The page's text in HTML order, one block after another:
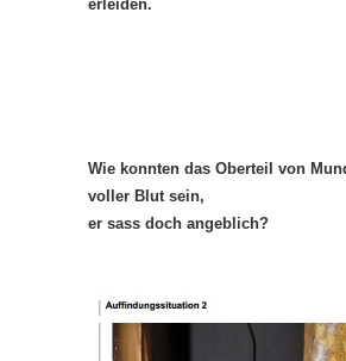
erleiden.
Wie konnten das Oberteil von
voller Blut sein,
er sass doch angeblich?